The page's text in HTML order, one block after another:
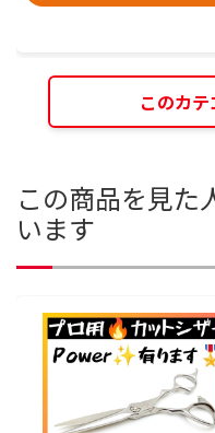
このカ
この商品を見た
います